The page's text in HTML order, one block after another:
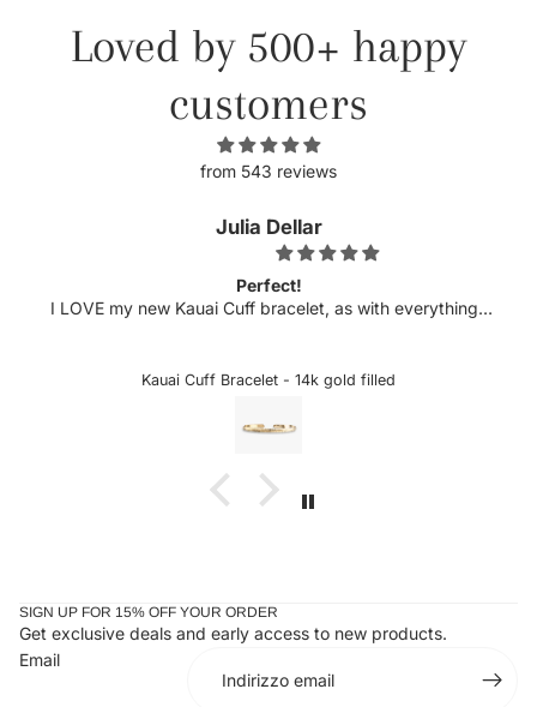
Loved by 500+ happy
customers
from 543 reviews
Julia Dellar
Perfect!
I LOVE my new Kauai Cuff bracelet, as with everything I
and luster compliment my pearl cuff purchased several
my collection!!
Kauai Cuff Bracelet - 14k gold filled
SIGN UP FOR 15% OFF YOUR ORDER
Get exclusive deals and early access to new products.
Email